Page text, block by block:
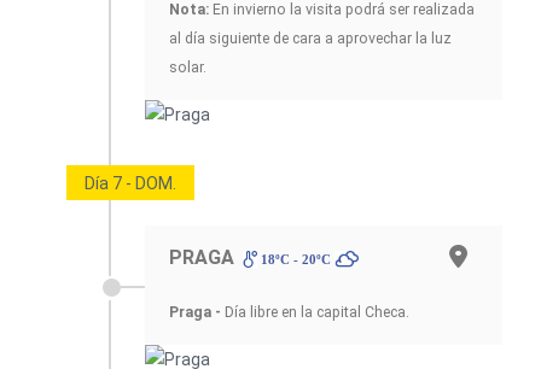
Nota: En invierno la visita podrá ser realizada
al día siguiente de cara a aprovechar la luz
solar.
Día 7 - DOM.
PRAGA 18ºC - 20ºC
Praga - Día libre en la capital Checa.